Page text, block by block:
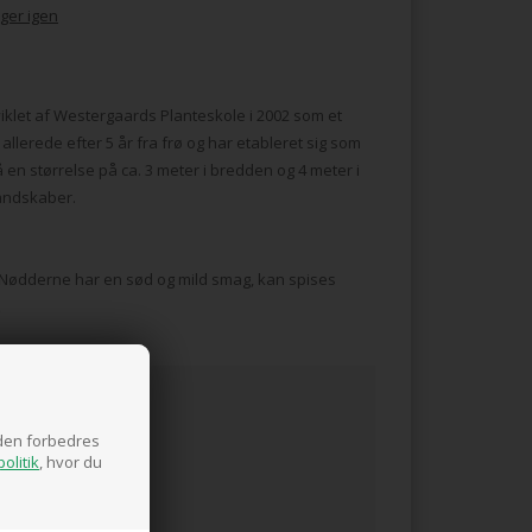
forbedres
, hvor du
igen
af Westergaards Planteskole i 2002 som et
efter 5 år fra frø og har etableret sig som
størrelse på ca. 3 meter i bredden og 4 meter i
har en sød og mild smag, kan spises